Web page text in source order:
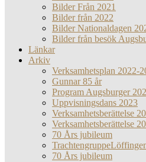
Bilder Från 2021
Bilder från 2022
Bilder Nationaldagen
Bilder från besök
Länkar
Arkiv
Verksamhetsplan 2022-
Gunnar 85 år
Program Augsburger
Uppvisningsdans 2023
Verksamhetsberättelse
Verksamhetsberättelse
70 Års jubileum
70 Års jubileum